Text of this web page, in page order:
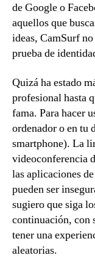
de Google o
aquellos que
ideas, CamSurf
prueba de
Quizá ha estado
profesional hasta
fama. Para hacer
ordenador o en
smartphone). La
videoconferencia
las aplicaciones
pueden ser
sugiero que siga
continuación, con
tener una
aleatorias.